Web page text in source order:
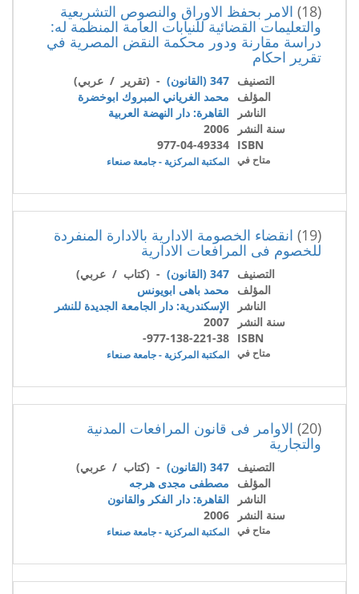
(18) الامر بحفظ الاوراق والنصوص التشريعية
والتعليمات القضائية للنيابات العامة المنظمة له:
دراسة مقارنة ودور محكمة النقض المصرية في
تقرير احكام
التصنيف 347 (القانون)
- (تقرير / عربي)
المؤلف
محمد الغرياني المبروك ابوخضرة
الناشر
القاهرة: دار النهضة العربية
سنة النشر
2006
ISBN
977-04-49334
متاح في المكتبة المركزية - جامعة صنعاء
(19) انقضاء الخصومة الادارية بالادارة المنفردة
للخصوم فى المرافعات الادارية
التصنيف 347 (القانون)
- (كتاب / عربي)
المؤلف
محمد باهى ابويونس
الناشر
الإسكندرية: دار الجامعة الجديدة للنشر
سنة النشر
2007
ISBN
977-138-221-38-
متاح في المكتبة المركزية - جامعة صنعاء
(20) الاوامر فى قانون المرافعات المدنية
والتجارية
التصنيف 347 (القانون)
- (كتاب / عربي)
المؤلف
مصطفى مجدى هرجه
الناشر
القاهرة: دار الفكر والقانون
سنة النشر
2006
متاح في المكتبة المركزية - جامعة صنعاء